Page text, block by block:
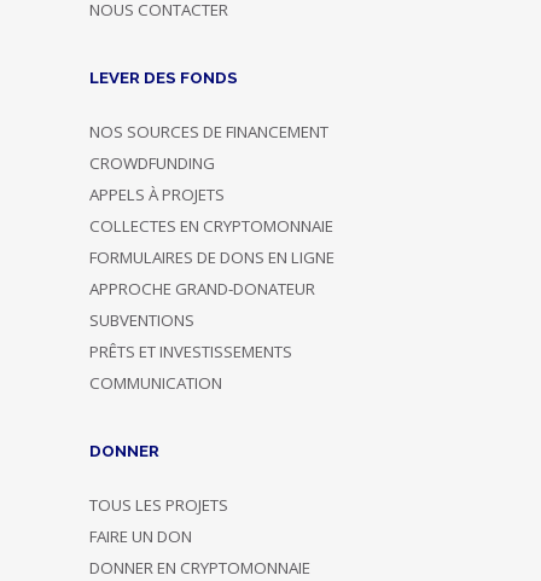
NOUS CONTACTER
LEVER DES FONDS
NOS SOURCES DE FINANCEMENT
CROWDFUNDING
APPELS À PROJETS
COLLECTES EN CRYPTOMONNAIE
FORMULAIRES DE DONS EN LIGNE
APPROCHE GRAND-DONATEUR
SUBVENTIONS
PRÊTS ET INVESTISSEMENTS
COMMUNICATION
DONNER
TOUS LES PROJETS
FAIRE UN DON
DONNER EN CRYPTOMONNAIE